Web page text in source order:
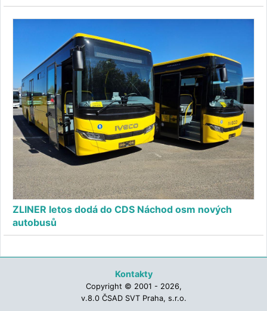
ZLINER letos dodá do CDS Náchod osm nových
autobusů
Kontakty
Copyright © 2001 - 2026,
v.8.0 ČSAD SVT Praha, s.r.o.